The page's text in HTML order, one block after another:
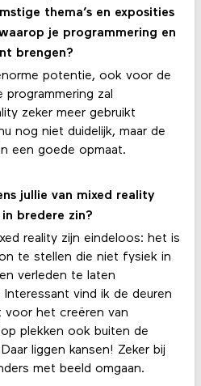
thema’s en exposities
je programmering en
brengen?
potentie, ook voor de
programmering zal
zeker meer gebruikt
nog niet duidelijk, maar de
een goede opmaat.
jullie van mixed reality
bredere zin?
reality zijn eindeloos: het is
te stellen die niet fysiek in
verleden te laten
vind ik de deuren
het creëren van
plekken ook buiten de
liggen kansen! Zeker bij
met beeld omgaan.